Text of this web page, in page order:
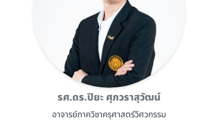
รศ.ดร.ปิยะ ศุภวราสุวัฒน์
อาจารย์ภาควิชาครุศาสตร์วิศวกรรม